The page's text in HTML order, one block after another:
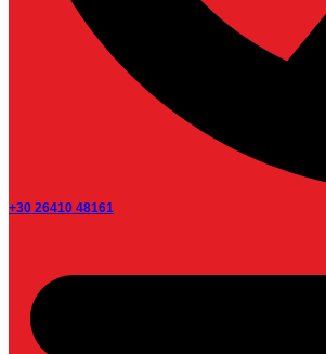
+30 26410 48161